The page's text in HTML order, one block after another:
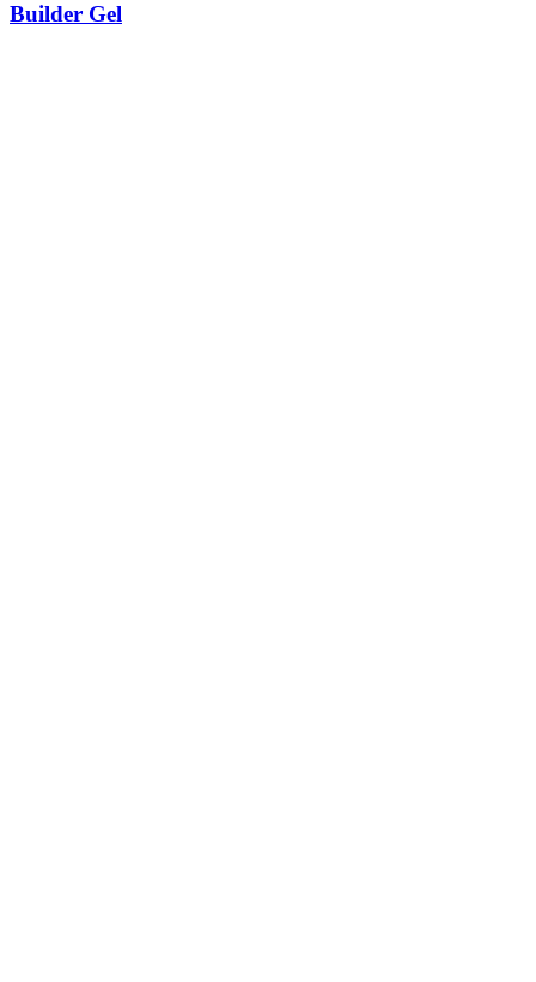
Builder Gel